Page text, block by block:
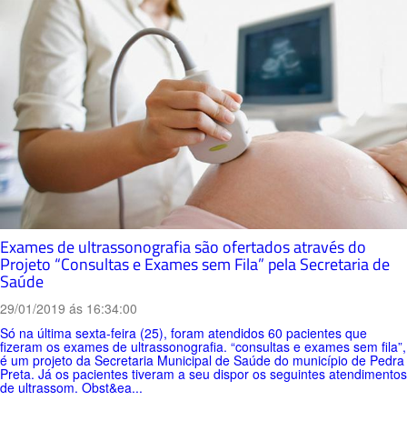
Exames de ultrassonografia são ofertados através do
Projeto “Consultas e Exames sem Fila” pela Secretaria de
Saúde
29/01/2019 ás 16:34:00
Só na última sexta-feira (25), foram atendidos 60 pacientes que
fizeram os exames de ultrassonografia. “consultas e exames sem fila”,
é um projeto da Secretaria Municipal de Saúde do município de Pedra
Preta. Já os pacientes tiveram a seu dispor os seguintes atendimentos
de ultrassom. Obst&ea...